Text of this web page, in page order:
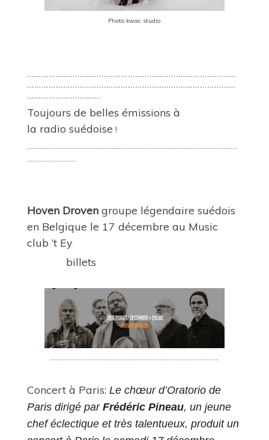
Photo kwac studio
……………………………………………………………………………
……………………………………………………………………………
………………………….
Toujours de belles émissions à
la radio suédoise !
Hoven Droven groupe légendaire suédois
en Belgique le 17 décembre au Music
club ‘t Ey
billets
Concert à Paris: Le chœur d’Oratorio de
Paris dirigé parFrédéric Pineau, un jeune
chef éclectique et très talentueux, produit un